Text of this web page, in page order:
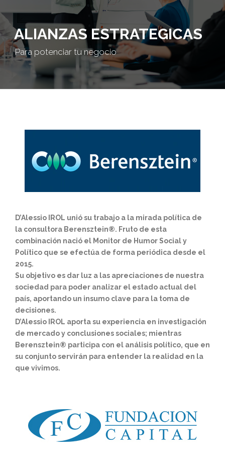
ALIANZAS ESTRATEGICAS
Para potenciar tu negocio
D’Alessio IROL unió su trabajo a la mirada política de
la consultora Berensztein®. Fruto de esta
combinación nació el Monitor de Humor Social y
Político que se efectúa de forma periódica desde el
2015.
Su objetivo es dar luz a las apreciaciones de nuestra
sociedad para poder analizar el estado actual del
país, aportando un insumo clave para la toma de
decisiones.
D’Alessio IROL aporta su experiencia en investigación
de mercado y conclusiones sociales; mientras
Berensztein® participa con el análisis político, que en
su conjunto servirán para entender la realidad en la
que vivimos.